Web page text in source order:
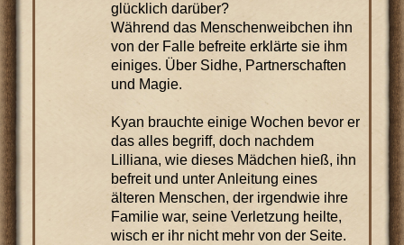
glücklich darüber?
Während das Menschenweibchen ihn
von der Falle befreite erklärte sie ihm
einiges. Über Sidhe, Partnerschaften
und Magie.
Kyan brauchte einige Wochen bevor er
das alles begriff, doch nachdem
Lilliana, wie dieses Mädchen hieß, ihn
befreit und unter Anleitung eines
älteren Menschen, der irgendwie ihre
Familie war, seine Verletzung heilte,
wisch er ihr nicht mehr von der Seite.